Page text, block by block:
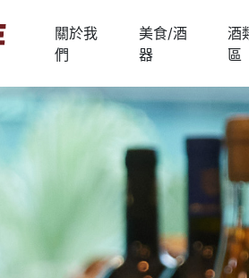
關於我
們
美食/酒
器
酒
區